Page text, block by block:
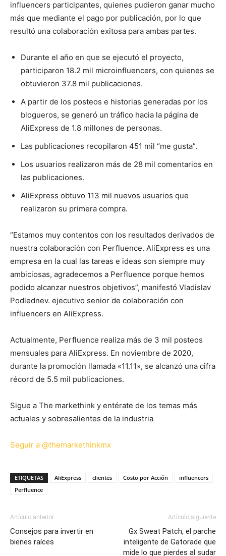
influencers participantes, quienes pudieron ganar mucho
más que mediante el pago por publicación, por lo que
resultó una colaboración exitosa para ambas partes.
Durante el año en que se ejecutó el proyecto,
participaron 18.2 mil microinfluencers, con quienes se
obtuvieron 37.8 mil publicaciones.
A partir de los posteos e historias generadas por los
blogueros, se generó un tráfico hacia la página de
AliExpress de 1.8 millones de personas.
Las publicaciones recopilaron 451 mil “me gusta”.
Los usuarios realizaron más de 28 mil comentarios en
las publicaciones.
AliExpress obtuvo 113 mil nuevos usuarios que
realizaron su primera compra.
“Estamos muy contentos con los resultados derivados de
nuestra colaboración con Perfluence. AliExpress es una
empresa en la cual las tareas e ideas son siempre muy
ambiciosas, agradecemos a Perfluence porque hemos
podido alcanzar nuestros objetivos”, manifestó Vladislav
Podlednev. ejecutivo senior de colaboración con
influencers en AliExpress.
Actualmente, Perfluence realiza más de 3 mil posteos
mensuales para AliExpress. En noviembre de 2020,
durante la promoción llamada «11.11», se alcanzó una cifra
récord de 5.5 mil publicaciones.
Sigue a The markethink y entérate de los temas más
actuales y sobresalientes de la industria
Seguir a @themarkethinkmx
ETIQUETAS AliExpress clientes Costo por Acción
influencers
Perfluence
Artículo anterior
Consejos para invertir en
bienes raíces
Artículo siguiente
Gx Sweat Patch, el parche
inteligente de Gatorade que
mide lo que pierdes al sudar